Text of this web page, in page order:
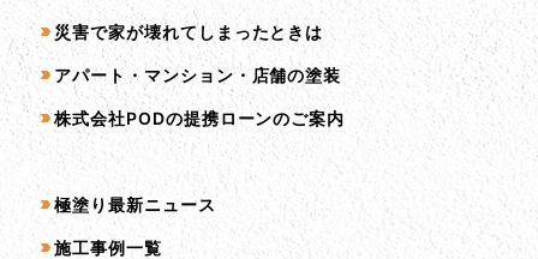
災害で家が壊れてしまったときは
アパート・マンション・店舗の塗装
株式会社PODの提携ローンのご案内
コンテンツ一覧
極塗り最新ニュース
施工事例一覧